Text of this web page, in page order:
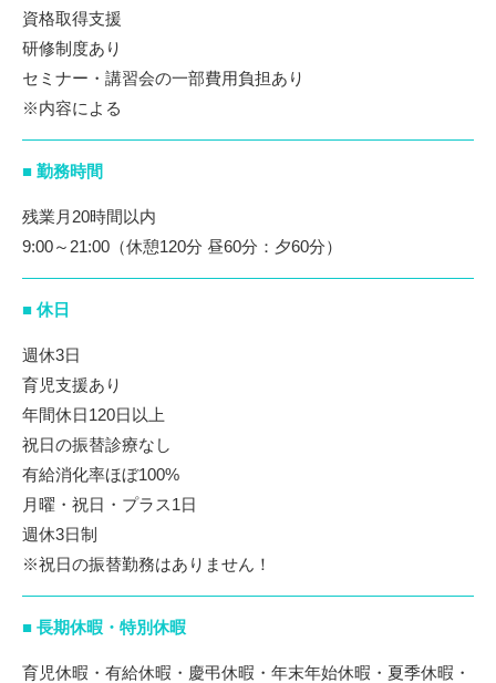
資格取得支援
研修制度あり
セミナー・講習会の一部費用負担あり
※内容による
■ 勤務時間
残業月20時間以内
9:00～21:00（休憩120分 昼60分：夕60分）
■ 休日
週休3日
育児支援あり
年間休日120日以上
祝日の振替診療なし
有給消化率ほぼ100%
月曜・祝日・プラス1日
週休3日制
※祝日の振替勤務はありません！
■ 長期休暇・特別休暇
育児休暇・有給休暇・慶弔休暇・年末年始休暇・夏季休暇・